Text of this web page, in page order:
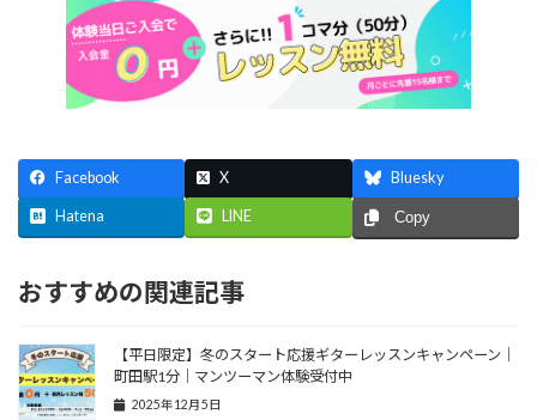
Facebook X Bluesky
Hatena LINE Copy
おすすめの関連記事
【平日限定】冬のスタート応援ギターレッスンキャンペーン｜
町田駅1分｜マンツーマン体験受付中
2025年12月5日